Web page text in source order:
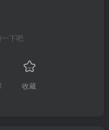
一下吧
收藏